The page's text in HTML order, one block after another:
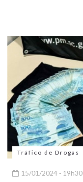
Tráfico de Drogas
15/01/2024 - 19h30